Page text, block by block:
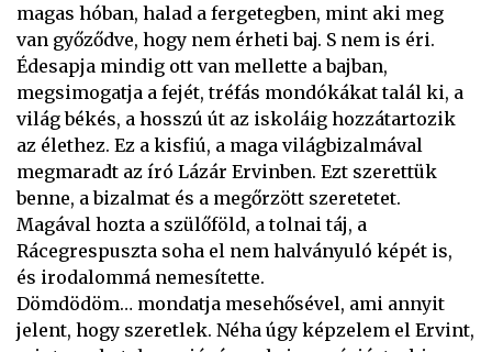
magas hóban, halad a fergetegben, mint aki meg
van győződve, hogy nem érheti baj. S nem is éri.
Édesapja mindig ott van mellette a bajban,
megsimogatja a fejét, tréfás mondókákat talál ki, a
világ békés, a hosszú út az iskoláig hozzátartozik
az élethez. Ez a kisfiú, a maga világbizalmával
megmaradt az író Lázár Ervinben. Ezt szerettük
benne, a bizalmat és a megőrzött szeretetet.
Magával hozta a szülőföld, a tolnai táj, a
Rácegrespuszta soha el nem halványuló képét is,
és irodalommá nemesítette.
Dömdödöm… mondatja mesehősével, ami annyit
jelent, hogy szeretlek. Néha úgy képzelem el Ervint,